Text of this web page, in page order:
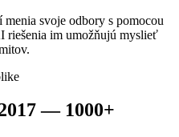
svoje odbory s pomocou
riešenia im umožňujú myslieť
— 1000+